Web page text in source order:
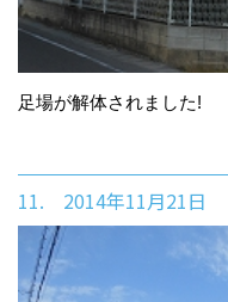
足場が解体されました!
11. 2014年11月21日